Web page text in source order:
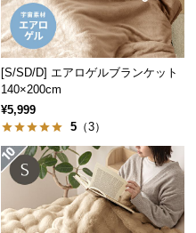
[S/SD/D] エアロゲルブランケット
140×200cm
¥5,999
5 （3）